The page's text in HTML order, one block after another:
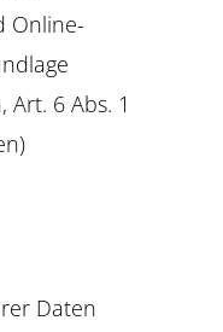
Online-
6 Abs. 1
Daten